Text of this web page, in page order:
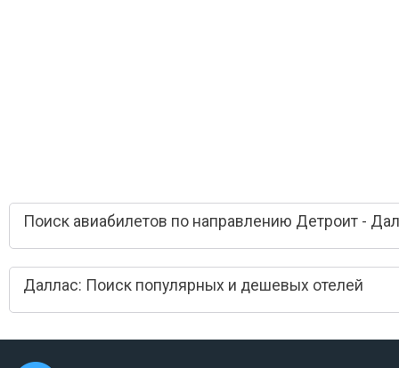
Поиск авиабилетов по направлению Детроит -
Даллас: Поиск популярных и дешевых отелей